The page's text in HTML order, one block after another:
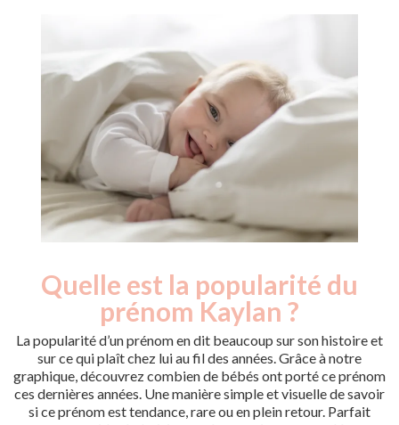
Quelle est la popularité du
prénom Kaylan ?
La popularité d’un prénom en dit beaucoup sur son histoire et
sur ce qui plaît chez lui au fil des années. Grâce à notre
graphique, découvrez combien de bébés ont porté ce prénom
ces dernières années. Une manière simple et visuelle de savoir
si ce prénom est tendance, rare ou en plein retour. Parfait
Année
Nouveaux-
nés
2010
30
2011
25
2012
25
2013
30
2014
40